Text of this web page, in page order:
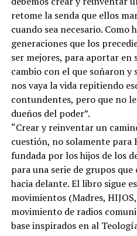
retome la senda que ellos
cuando sea necesario. Como
generaciones que los
ser mejores, para aportar
cambio con el que soñaron y
nos vaya la vida repitiendo
contundentes, pero que no
dueños del poder”.
“Crear y reinventar un
cuestión, no solamente para
fundada por los hijos de los
para una serie de grupos
hacia delante. El libro sigue
movimientos (Madres,
movimiento de radios
base inspirados en al